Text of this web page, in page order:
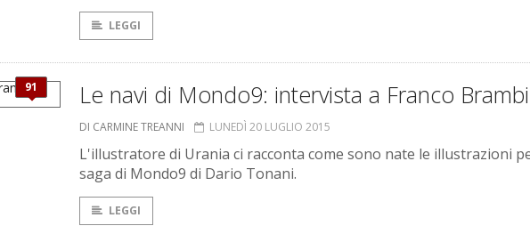
LEGGI
91 Le navi di Mondo9: intervista a Franco
DI CARMINE TREANNI LUNEDÌ 20 LUGLIO 2015
L'illustratore di Urania ci racconta come sono nate le illustrazioni
saga di Mondo9 di Dario Tonani.
LEGGI